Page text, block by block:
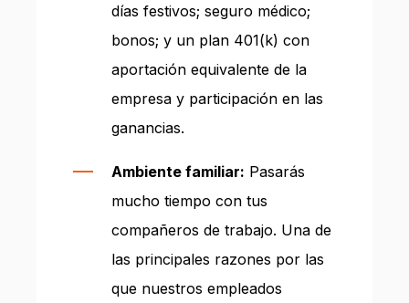
días festivos; seguro médico;
bonos; y un plan 401(k) con
aportación equivalente de la
empresa y participación en las
ganancias.
Ambiente familiar: Pasarás
mucho tiempo con tus
compañeros de trabajo. Una de
las principales razones por las
que nuestros empleados